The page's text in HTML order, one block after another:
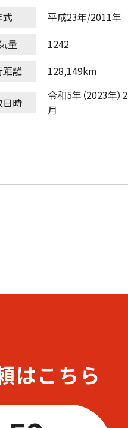
式
平成23年/2011年
量
1242
距離
128,149km
日時
令和5年（2023年）2
月